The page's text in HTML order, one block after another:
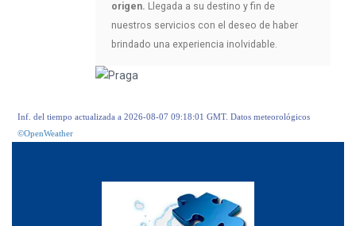
origen. Llegada a su destino y fin de
nuestros servicios con el deseo de haber
brindado una experiencia inolvidable.
Inf. del tiempo actualizada a 2026-08-07 09:18:01 GMT. Datos meteorológicos
©OpenWeather